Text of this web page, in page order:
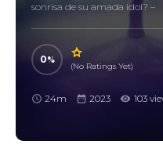
sonrisa de su amada idol? –
0
(No Ratings Yet)
24m 2023 103